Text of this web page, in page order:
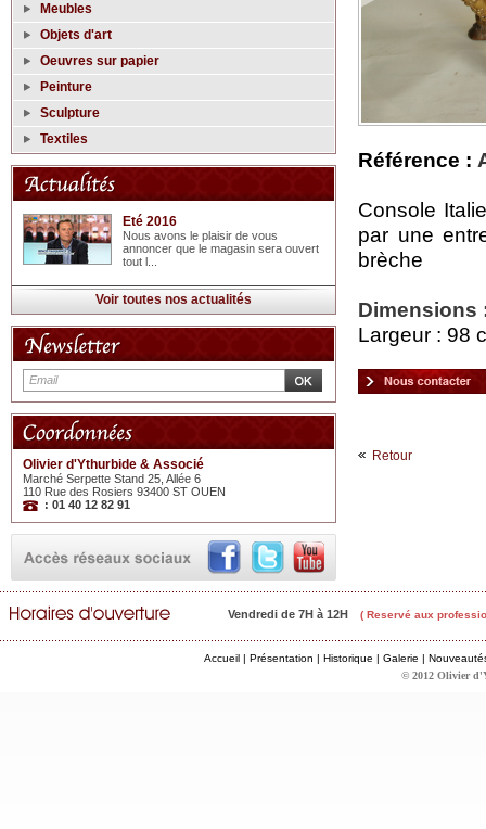
Meubles
Objets d'art
Oeuvres sur papier
Peinture
Sculpture
Textiles
Eté 2016
Nous avons le plaisir de vous
annoncer que le magasin sera ouvert
tout l...
Voir toutes nos actualités
Olivier d'Ythurbide & Associé
Marché Serpette Stand 25, Allée 6
110 Rue des Rosiers 93400 ST OUEN
: 01 40 12 82 91
Référence :
Console
par une
brèche
Dimensions
Largeur : 98
Retour
Vendredi de 7H à 12H ( Reservé aux
Accueil | Présentation | Historique | Galerie |
© 2012 Olivier